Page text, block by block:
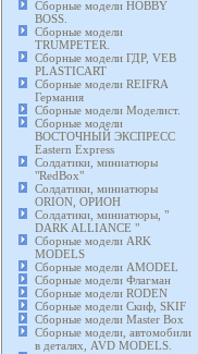
Сборные модели HOBBY
BOSS.
Сборные модели
TRUMPETER.
Сборные модели ГДР, VEB
PLASTICART
Сборные модели REIFRA
Германия
Сборные модели Моделист.
Сборные модели
ВОСТОЧНЫЙ ЭКСПРЕСС
Eastern Express
Солдатики, миниатюры
"RedBox"
Солдатики, миниатюры
ORION, ОРИОН
Солдатики, миниатюры, "
DARK ALLIANCE "
Сборные модели ARK
MODELS
Сборные модели AMODEL
Сборные модели Флагман
Сборные модели RODEN
Сборные модели Скиф, SKIF
Сборные модели Master Box
Сборные модели, автомобили
в деталях, AVD MODELS.